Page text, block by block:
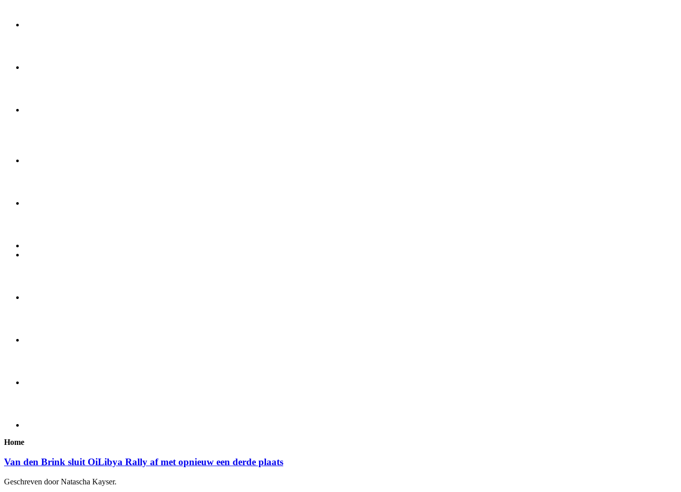
Home
Van den Brink sluit OiLibya Rally af met opnieuw een derde plaats
Geschreven door Natascha Kayser.